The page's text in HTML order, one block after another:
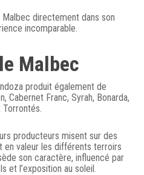
directement dans son
incomparable.
Malbec
produit également de
Cabernet Franc, Syrah, Bonarda,
producteurs misent sur des
en valeur les différents terroirs
son caractère, influencé par
et l’exposition au soleil.